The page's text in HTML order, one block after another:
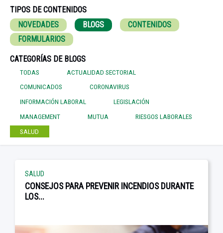
TIPOS DE CONTENIDOS
NOVEDADES
BLOGS
CONTENIDOS
FORMULARIOS
CATEGORÍAS DE BLOGS
TODAS
ACTUALIDAD SECTORIAL
COMUNICADOS
CORONAVIRUS
INFORMACIÓN LABORAL
LEGISLACIÓN
MANAGEMENT
MUTUA
RIESGOS LABORALES
SALUD
SALUD
CONSEJOS PARA PREVENIR INCENDIOS DURANTE
LOS...